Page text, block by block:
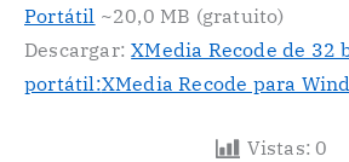
Portátil ~20,0 MB (gratuito)
Descargar:XMedia Recode de 32
portátil:XMedia Recode para
Vistas: 0